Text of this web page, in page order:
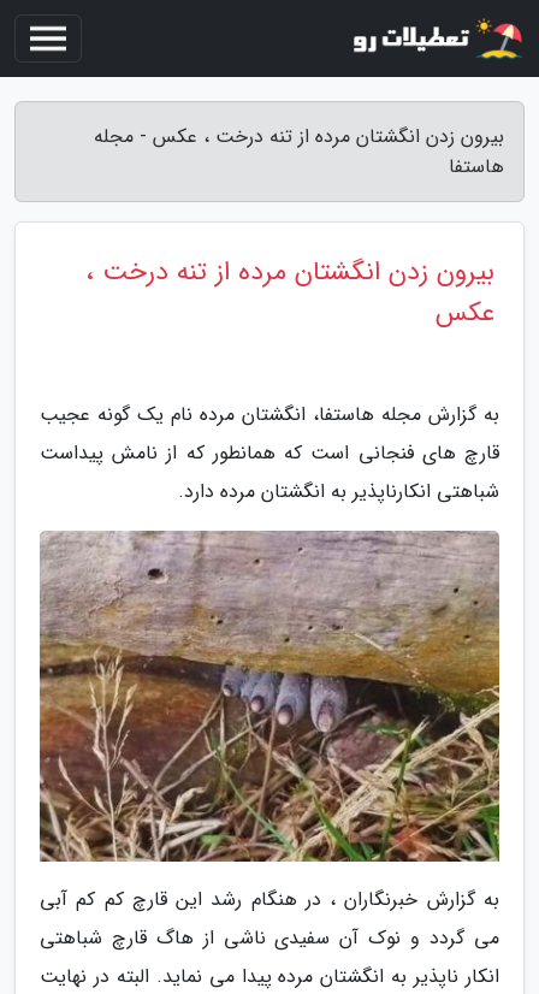
بیرون زدن انگشتان مرده از تنه درخت ، عکس - مجله
هاستفا
بیرون زدن انگشتان مرده از تنه درخت ،
عکس
به گزارش مجله هاستفا، انگشتان مرده نام یک گونه عجیب
قارچ های فنجانی است که همانطور که از نامش پیداست
شباهتی انکارناپذیر به انگشتان مرده دارد.
به گزارش خبرنگاران ، در هنگام رشد این قارچ کم کم آبی
می گردد و نوک آن سفیدی ناشی از هاگ قارچ شباهتی
انکار ناپذیر به انگشتان مرده پیدا می نماید. البته در نهایت